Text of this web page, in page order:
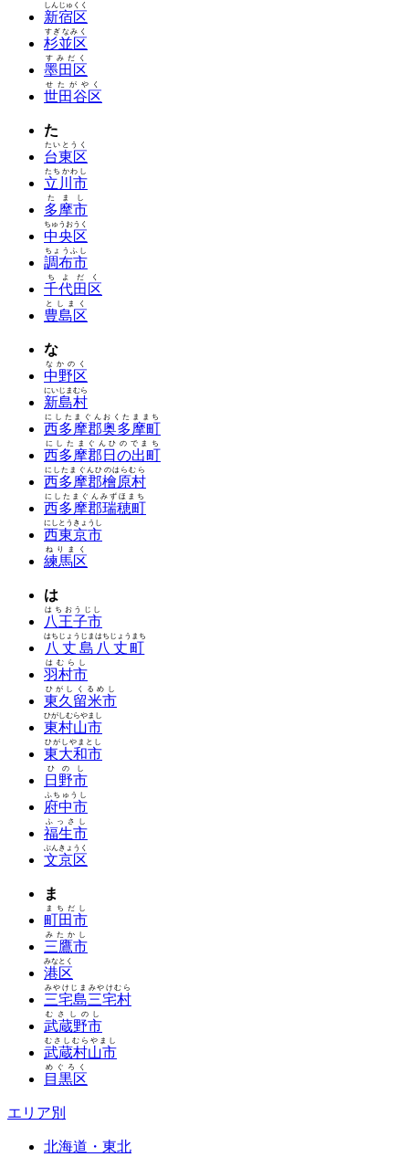
新宿区
しんじゅくく
杉並区
すぎなみく
墨田区
すみだく
世田谷区
せたがやく
た
台東区
たいとうく
立川市
たちかわし
多摩市
たまし
中央区
ちゅうおうく
調布市
ちょうふし
千代田区
ちよだく
豊島区
としまく
な
中野区
なかのく
新島村
にいじまむら
西多摩郡奥多摩町
にしたまぐんおくたままち
西多摩郡日の出町
にしたまぐんひのでまち
西多摩郡檜原村
にしたまぐんひのはらむら
西多摩郡瑞穂町
にしたまぐんみずほまち
西東京市
にしとうきょうし
練馬区
ねりまく
は
八王子市
はちおうじし
八丈島八丈町
はちじょうじまはちじょうまち
羽村市
はむらし
東久留米市
ひがしくるめし
東村山市
ひがしむらやまし
東大和市
ひがしやまとし
日野市
ひのし
府中市
ふちゅうし
福生市
ふっさし
文京区
ぶんきょうく
ま
町田市
まちだし
三鷹市
みたかし
港区
みなとく
三宅島三宅村
みやけじまみやけむら
武蔵野市
むさしのし
武蔵村山市
むさしむらやまし
目黒区
めぐろく
エリア別
北海道・東北